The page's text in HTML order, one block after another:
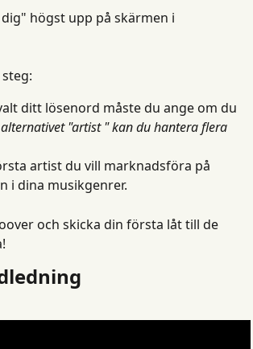
högst upp på skärmen i
ditt lösenord måste du ange om du
"artist " kan du hantera flera
artist du vill marknadsföra på
i dina musikgenrer.
och skicka din första låt till de